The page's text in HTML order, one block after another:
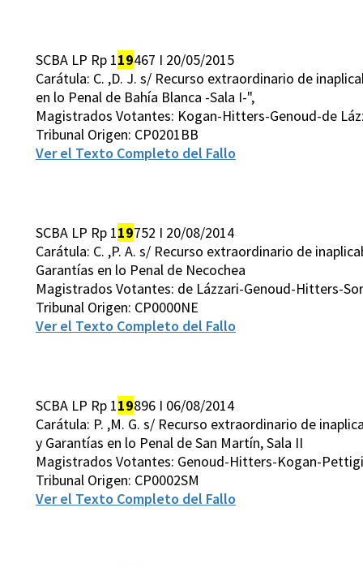
SCBA LP Rp 119467 I 20/05/2015
Carátula: C. ,D. J. s/ Recurso extraordinario de
en lo Penal de Bahía Blanca -Sala I-",
Magistrados Votantes: Kogan-Hitters-Genoud-de
Tribunal Origen: CP0201BB
Ver el Texto Completo del Fallo
SCBA LP Rp 119752 I 20/08/2014
Carátula: C. ,P. A. s/ Recurso extraordinario de
Garantías en lo Penal de Necochea
Magistrados Votantes: de Lázzari-Genoud-Hitters-
Tribunal Origen: CP0000NE
Ver el Texto Completo del Fallo
SCBA LP Rp 119896 I 06/08/2014
Carátula: P. ,M. G. s/ Recurso extraordinario de
y Garantías en lo Penal de San Martín, Sala II
Magistrados Votantes: Genoud-Hitters-Kogan-
Tribunal Origen: CP0002SM
Ver el Texto Completo del Fallo